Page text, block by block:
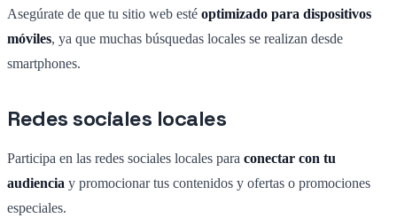
Asegúrate de que tu sitio web esté optimizado para dispositivos
móviles, ya que muchas búsquedas locales se realizan desde
smartphones.
Redes sociales locales
Participa en las redes sociales locales para conectar con tu
audiencia y promocionar tus contenidos y ofertas o promociones
especiales.